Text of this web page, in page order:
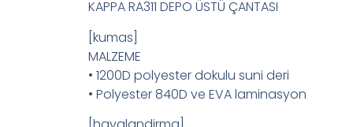
KAPPA RA311 DEPO ÜSTÜ ÇANTASI
[kumas]
MALZEME
• 1200D polyester dokulu suni deri
• Polyester 840D ve EVA laminasyon